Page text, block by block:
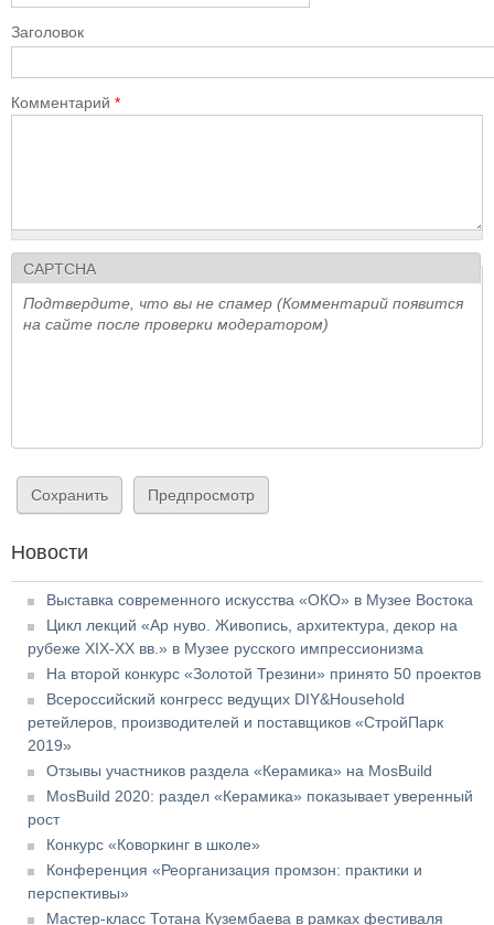
Заголовок
Комментарий *
CAPTCHA
Подтвердите, что вы не спамер (Комментарий появится
на сайте после проверки модератором)
Новости
Выставка современного искусства «ОКО» в Музее Востока
Цикл лекций «Ар нуво. Живопись, архитектура, декор на
рубеже XIX-XX вв.» в Музее русского импрессионизма
На второй конкурс «Золотой Трезини» принято 50 проектов
Всероссийский конгресс ведущих DIY&Household
ретейлеров, производителей и поставщиков «СтройПарк
2019»
Отзывы участников раздела «Керамика» на MosBuild
MosBuild 2020: раздел «Керамика» показывает уверенный
рост
Конкурс «Коворкинг в школе»
Конференция «Реорганизация промзон: практики и
перспективы»
Мастер-класс Тотана Кузембаева в рамках фестиваля